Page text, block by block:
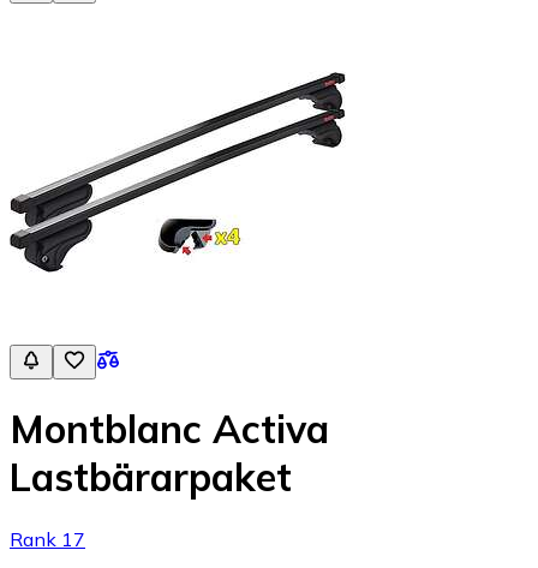
Montblanc Activa
Lastbärarpaket
Rank 17